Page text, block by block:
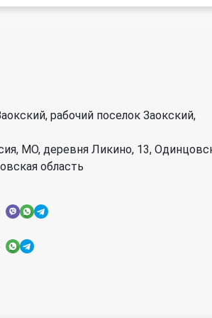
рабочий поселок Заокский,
МО, деревня Ликино, 13,
область